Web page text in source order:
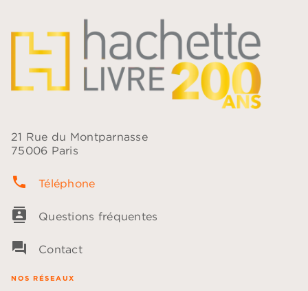
21 Rue du Montparnasse
75006 Paris
phone Téléphone
contacts Questions fréquentes
question_answer Contact
NOS RÉSEAUX